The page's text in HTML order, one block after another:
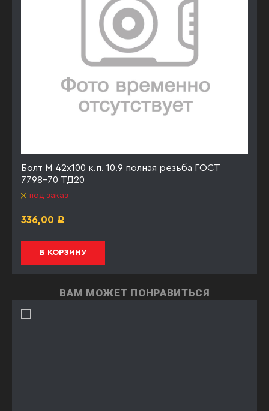
Болт М 42х100 к.п. 10.9 полная резьба ГОСТ
7798-70 ТД20
под заказ
336,00 Р
В КОРЗИНУ
ВАМ МОЖЕТ ПОНРАВИТЬСЯ